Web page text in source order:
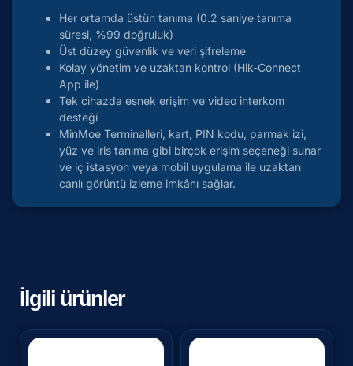
Her ortamda üstün tanıma (0.2 saniye tanıma
süresi, %99 doğruluk)
Üst düzey güvenlik ve veri şifreleme
Kolay yönetim ve uzaktan kontrol (Hik-Connect
App ile)
Tek cihazda esnek erişim ve video interkom
desteği
MinMoe Terminalleri, kart, PIN kodu, parmak izi,
yüz ve iris tanıma gibi birçok erişim seçeneği sunar
ve iç istasyon veya mobil uygulama ile uzaktan
canlı görüntü izleme imkânı sağlar.
İlgili ürünler